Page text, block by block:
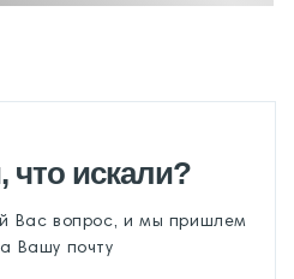
искали?
Вас вопрос, и мы пришлем
Вашу почту